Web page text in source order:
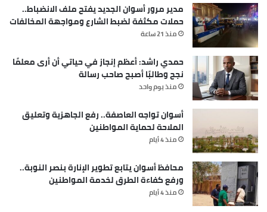
مدير مرور أسوان الجديد يفتح ملف الانضباط..
حملات مكثفة لضبط الشارع ومواجهة المخالفات
منذ 21 ساعة
حمدي راشد: أعظم إنجاز في حياتي أن أرى معلمًا
نجح وطالبًا أصبح صاحب رسالة
منذ يوم واحد
أسوان تواجه العاصفة.. رفع الجاهزية وتعليق
الملاحة لحماية المواطنين
منذ 4 أيام
محافظ أسوان يتابع تطوير الإنارة بنصر النوبة..
ورفع كفاءة الطرق لخدمة المواطنين
منذ 4 أيام